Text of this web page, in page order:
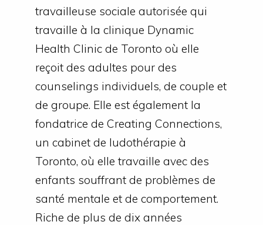
travailleuse sociale autorisée qui
travaille à la clinique Dynamic
Health Clinic de Toronto où elle
reçoit des adultes pour des
counselings individuels, de couple et
de groupe. Elle est également la
fondatrice de Creating Connections,
un cabinet de ludothérapie à
Toronto, où elle travaille avec des
enfants souffrant de problèmes de
santé mentale et de comportement.
Riche de plus de dix années